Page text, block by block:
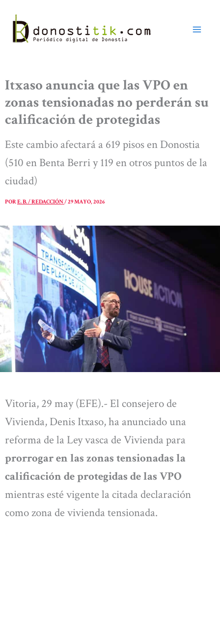
contenido
Itxaso anuncia que las VPO en
zonas tensionadas no perderán su
calificación de protegidas
Este cambio afectará a 619 pisos en Donostia
(510 en Benta Berri y 119 en otros puntos de la
ciudad)
PORE. B. / REDACCIÓN/29 MAYO, 2026
Vitoria, 29 may (EFE).- El consejero de
Vivienda, Denis Itxaso, ha anunciado una
reforma de la Ley vasca de Vivienda para
prorrogar en las zonas tensionadas la
calificación de protegidas de las VPO
mientras esté vigente la citada declaración
como zona de vivienda tensionada.